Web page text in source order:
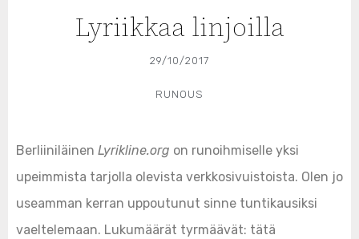
Lyriikkaa linjoilla
29/10/2017
RUNOUS
Berliiniläinen Lyrikline.org on runoihmiselle yksi
upeimmista tarjolla olevista verkkosivuistoista. Olen jo
useamman kerran uppoutunut sinne tuntikausiksi
vaeltelemaan. Lukumäärät tyrmäävät: tätä